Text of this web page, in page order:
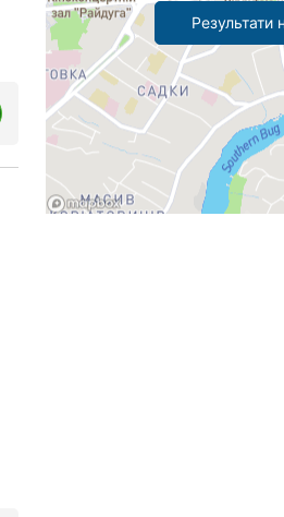
Результати